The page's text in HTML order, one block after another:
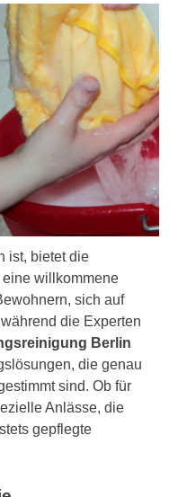
ist, bietet die
willkommene
sich auf
die Experten
Berlin
die genau
sind. Ob für
Anlässe, die
gepflegte